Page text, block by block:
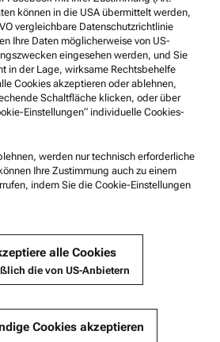
können in die USA übermittelt werden,
vergleichbare Datenschutzrichtlinie
Ihre Daten möglicherweise von US-
eingesehen werden, und Sie
in der Lage, wirksame Rechtsbehelfe
Cookies akzeptieren oder ablehnen,
Schaltfläche klicken, oder über
Einstellungen“ individuelle Cookies-
werden nur technisch erforderliche
Ihre Zustimmung auch zu einem
indem Sie die Cookie-Einstellungen
alle Cookies
die von US-Anbietern
Cookies akzeptieren